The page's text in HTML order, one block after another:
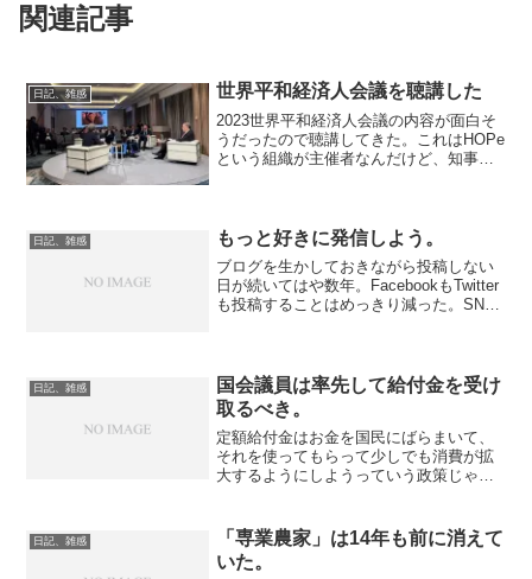
関連記事
日記、雑感 世界平和経済人会議を聴講した
2023世界平和経済人会議の内容が面白そ
うだったので聴講してきた。これはHOPe
という組織が主催者なんだけど、知事も
がら平和都市ひろ...
日記、雑感 もっと好きに発信しよう。
ブログを生かしておきながら投稿しない
日が続いてはや数年。FacebookもTwitter
も投稿することはめっきり減った。SNS
ねない...
日記、雑感
国会議員は率先して給付金を受け
取るべき。
定額給付金はお金を国民にばらまいて、
それを使ってもらって少しでも消費が拡
大するようにしようっていう政策じゃな
けて、貯金なんかせずにきっちり使えよ
って言うべきじゃないの。...
日記、雑感
「専業農家」は14年も前に消えて
いた。